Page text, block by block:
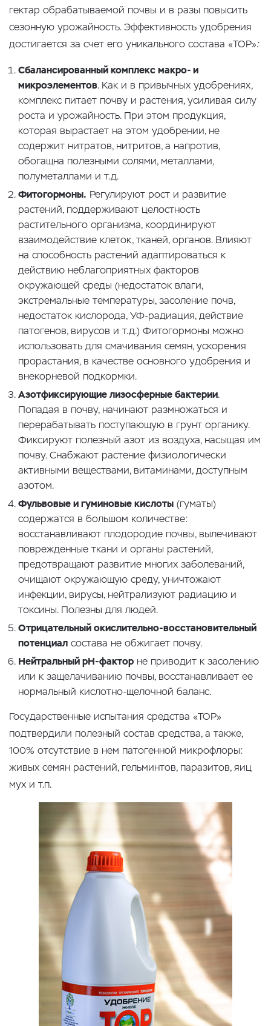
гектар обрабатываемой почвы и в разы повысить
сезонную урожайность. Эффективность удобрения
достигается за счет его уникального состава «ТОР»:
Сбалансированный комплекс макро- и
микроэлементов. Как и в привычных удобрениях,
комплекс питает почву и растения, усиливая силу
роста и урожайность. При этом продукция,
которая вырастает на этом удобрении, не
содержит нитратов, нитритов, а напротив,
обогащна полезными солями, металлами,
полуметаллами и т.д.
Фитогормоны. Регулируют рост и развитие
растений, поддерживают целостность
растительного организма, координируют
взаимодействие клеток, тканей, органов. Влияют
на способность растений адаптироваться к
действию неблагоприятных факторов
окружающей среды (недостаток влаги,
экстремальные температуры, засоление почв,
недостаток кислорода, УФ-радиация, действие
патогенов, вирусов и т.д.) Фитогормоны можно
использовать для смачивания семян, ускорения
прорастания, в качестве основного удобрения и
внекорневой подкормки.
Азотфиксирующие лизосферные бактерии.
Попадая в почву, начинают размножаться и
перерабатывать поступающую в грунт органику.
Фиксируют полезный азот из воздуха, насыщая им
почву. Снабжают растение физиологически
активными веществами, витаминами, доступным
азотом.
Фульвовые и гуминовые кислоты (гуматы)
содержатся в большом количестве:
восстанавливают плодородие почвы, вылечивают
поврежденные ткани и органы растений,
предотвращают развитие многих заболеваний,
очищают окружающую среду, уничтожают
инфекции, вирусы, нейтрализуют радиацию и
токсины. Полезны для людей.
Отрицательный окислительно-восстановительный
потенциал состава не обжигает почву.
НейтральныйpH-фактор не приводит к засолению
или к защелачиванию почвы, восстанавливает ее
нормальный кислотно-щелочной баланс.
Государственные испытания средства «ТОР»
подтвердили полезный состав средства, а также,
100% отсутствие в нем патогенной микрофлоры:
живых семян растений, гельминтов, паразитов, яиц
мух и т.п.